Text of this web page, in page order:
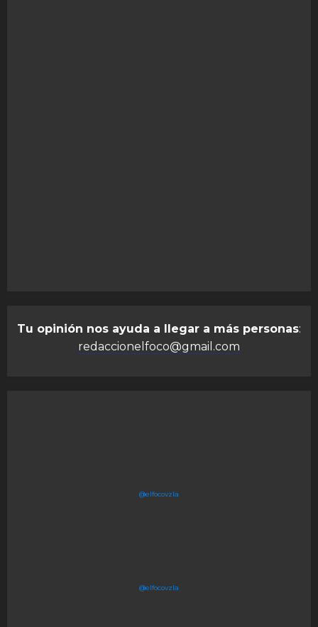
Tu opinión nos ayuda a llegar a más personas:
redaccionelfoco@gmail.com
@elfocovzla
@elfocovzla